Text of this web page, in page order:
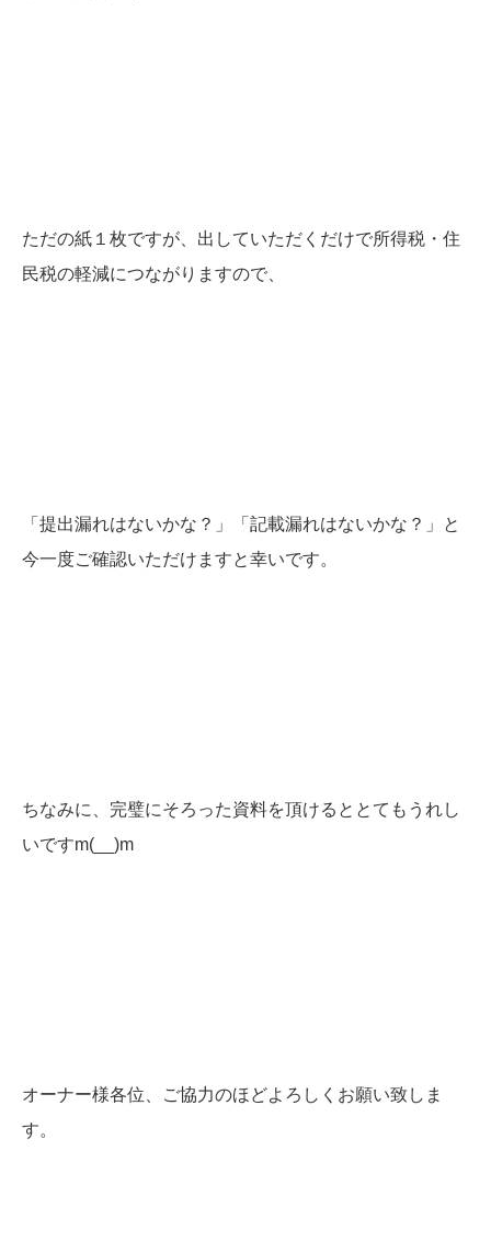
ただの紙１枚ですが、出していただくだけで所得税・住
民税の軽減につながりますので、
「提出漏れはないかな？」「記載漏れはないかな？」と
今一度ご確認いただけますと幸いです。
ちなみに、完璧にそろった資料を頂けるととてもうれし
いですm(__)m
オーナー様各位、ご協力のほどよろしくお願い致しま
す。